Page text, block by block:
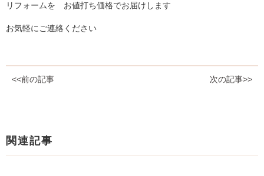
リフォームを お値打ち価格でお届けします
お気軽にご連絡ください
<<前の記事 次の記事>>
関連記事